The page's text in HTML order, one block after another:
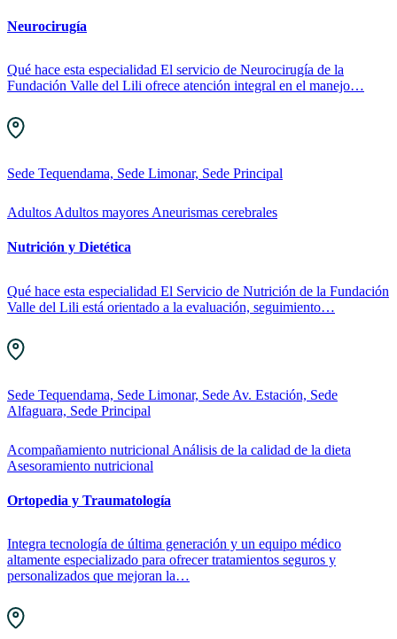
Neurocirugía
Qué hace esta especialidad El servicio de Neurocirugía de la
Fundación Valle del Lili ofrece atención integral en el manejo…
Sede Tequendama, Sede Limonar, Sede Principal
Adultos Adultos mayores Aneurismas cerebrales
Nutrición y Dietética
Qué hace esta especialidad El Servicio de Nutrición de la Fundación
Valle del Lili está orientado a la evaluación, seguimiento…
Sede Tequendama, Sede Limonar, Sede Av. Estación, Sede
Alfaguara, Sede Principal
Acompañamiento nutricional Análisis de la calidad de la dieta
Asesoramiento nutricional
Ortopedia y Traumatología
Integra tecnología de última generación y un equipo médico
altamente especializado para ofrecer tratamientos seguros y
personalizados que mejoran la…